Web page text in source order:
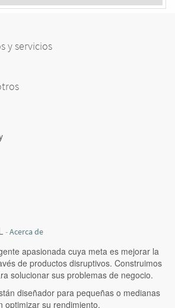
y servicios
-Acerca de
apasionada cuya meta es mejorar la
de productos disruptivos. Construimos
solucionar sus problemas de negocio.
diseñador para pequeñas o medianas
optimizar su rendimiento.